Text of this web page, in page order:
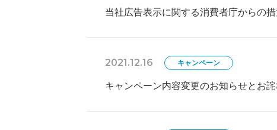
当社広告表示に関する消費者庁からの
2021.12.16 キャンペーン
キャンペーン内容変更のお知らせとお